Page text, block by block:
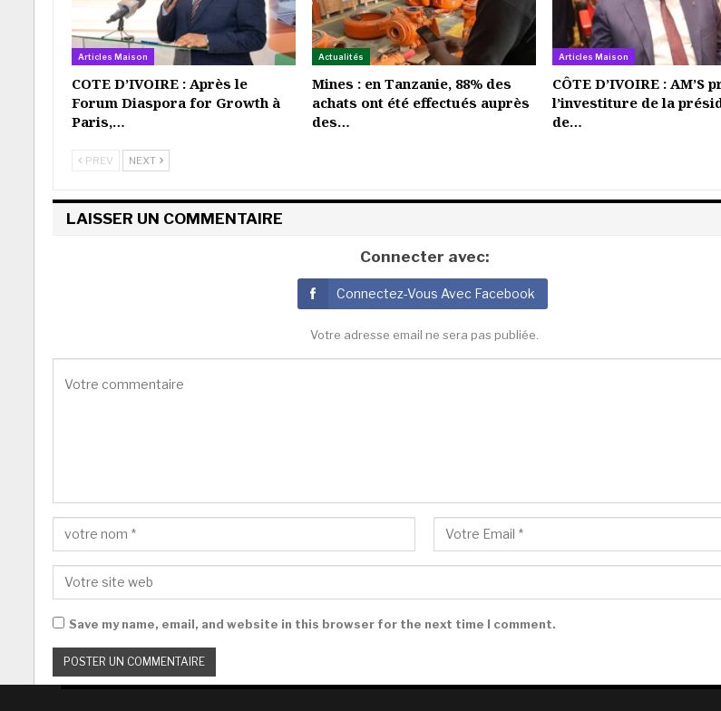
Articles Maison
COTE D’IVOIRE : Après le
Forum Diaspora for Growth à
Paris,…
Actualités
Mines : en Tanzanie, 88% des
achats ont été effectués auprès
des…
Articles Maison
CÔTE D’IVOIRE : AM’S
l’investiture de la
de…
PREV NEXT
LAISSER UN COMMENTAIRE
Connecter avec:
Connectez-Vous Avec Facebook
Votre adresse email ne sera pas publiée.
Save my name, email, and website in this browser for the next time I comment.